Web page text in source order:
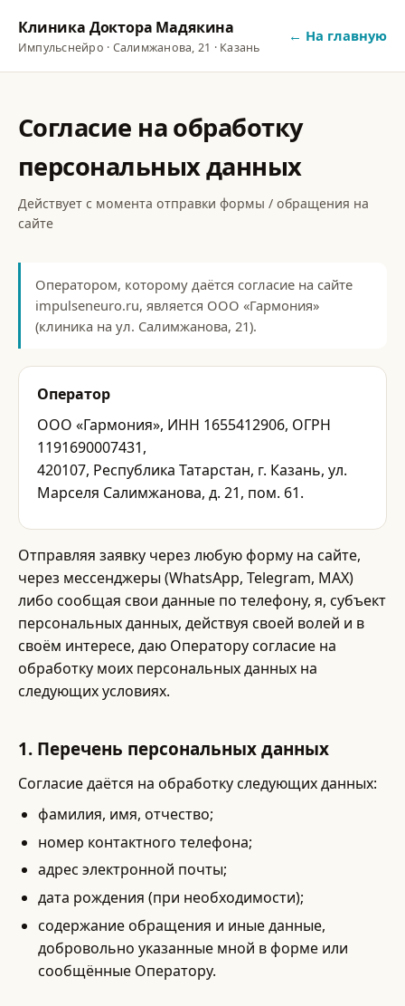
Клиника Доктора Мадякина
Импульснейро · Салимжанова, 21 · Казань
← На главную
Согласие на обработку
персональных данных
Действует с момента отправки формы / обращения на
сайте
Оператором, которому даётся согласие на сайте
impulseneuro.ru, является ООО «Гармония»
(клиника на ул. Салимжанова, 21).
Оператор
ООО «Гармония», ИНН 1655412906, ОГРН
1191690007431,
420107, Республика Татарстан, г. Казань, ул.
Марселя Салимжанова, д. 21, пом. 61.
Отправляя заявку через любую форму на сайте,
через мессенджеры (WhatsApp, Telegram, MAX)
либо сообщая свои данные по телефону, я, субъект
персональных данных, действуя своей волей и в
своём интересе, даю Оператору согласие на
обработку моих персональных данных на
следующих условиях.
1. Перечень персональных данных
Согласие даётся на обработку следующих данных:
фамилия, имя, отчество;
номер контактного телефона;
адрес электронной почты;
дата рождения (при необходимости);
содержание обращения и иные данные,
добровольно указанные мной в форме или
сообщённые Оператору.